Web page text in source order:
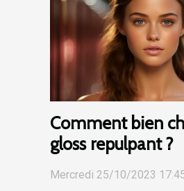
Comment bien
gloss repulpant ?
Mercredi 25/10/2023